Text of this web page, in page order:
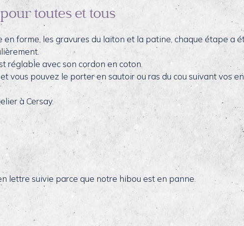
toutes et tous
en forme, les gravures du laiton et la patine, chaque étape a
réglable avec son cordon en coton.
vous pouvez le porter en sautoir ou ras du cou suivant vos
à Cersay.
lettre suivie parce que notre hibou est en panne.